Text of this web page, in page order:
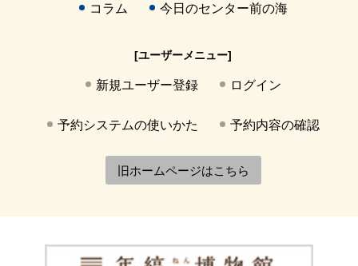
コラム 今日のセンター前の海
[ユーザーメニュー]
新規ユーザー登録 ログイン
予約システムの使いかた 予約内容の確認
旧ホームページはこちら